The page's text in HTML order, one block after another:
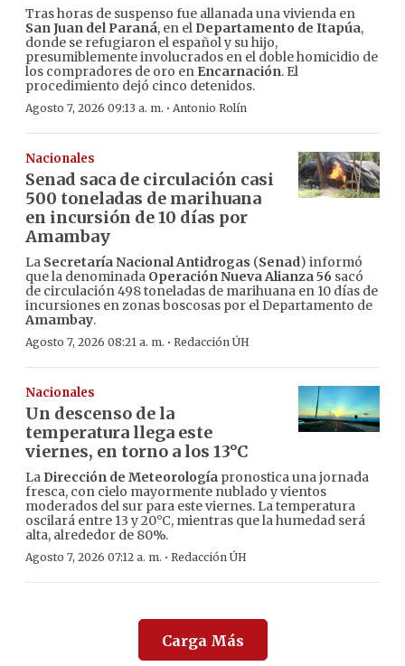
Tras horas de suspenso fue allanada una vivienda en
San Juan del Paraná, en el Departamento de Itapúa,
donde se refugiaron el español y su hijo,
presumiblemente involucrados en el doble homicidio de
los compradores de oro en Encarnación. El
procedimiento dejó cinco detenidos.
Agosto 7, 2026 09:13 a. m. · Antonio Rolín
Nacionales
Senad saca de circulación casi
500 toneladas de marihuana
en incursión de 10 días por
Amambay
La Secretaría Nacional Antidrogas (Senad) informó
que la denominada Operación Nueva Alianza 56 sacó
de circulación 498 toneladas de marihuana en 10 días de
incursiones en zonas boscosas por el Departamento de
Amambay.
Agosto 7, 2026 08:21 a. m. · Redacción ÚH
Nacionales
Un descenso de la
temperatura llega este
viernes, en torno a los 13°C
La Dirección de Meteorología pronostica una jornada
fresca, con cielo mayormente nublado y vientos
moderados del sur para este viernes. La temperatura
oscilará entre 13 y 20°C, mientras que la humedad será
alta, alrededor de 80%.
Agosto 7, 2026 07:12 a. m. · Redacción ÚH
Carga Más